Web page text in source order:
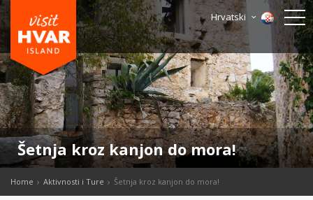
Hrvatski
Šetnja kroz kanjon do mora!
Home Aktivnosti i Ture Šetnja kroz kanjon do mora!